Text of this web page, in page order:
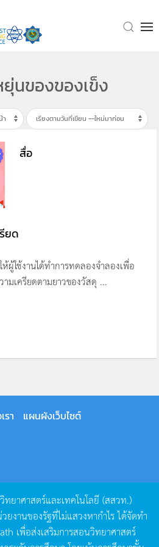
นของของเข็ง
สื่อ
ยด
ผู้ใช้งานได้ทำการทดลองจำลองเพื่อ
มเครียดตามยาวของวัสดุ ...
รา
แผนผังเว็บไซต์
ยาศาสตร์และเทคโนโลยี (สสวท.)
ยงานของรัฐที่ไม่แสวงหากำไรได้จัดทำ
เพื่อส่งเสริมการสอนวิทยาศาสตร์